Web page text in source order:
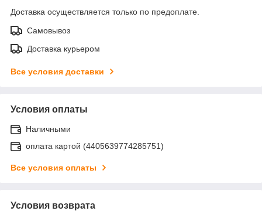
Доставка осуществляется только по предоплате.
Самовывоз
Доставка курьером
Все условия доставки
Условия оплаты
Наличными
оплата картой (4405639774285751)
Все условия оплаты
Условия возврата